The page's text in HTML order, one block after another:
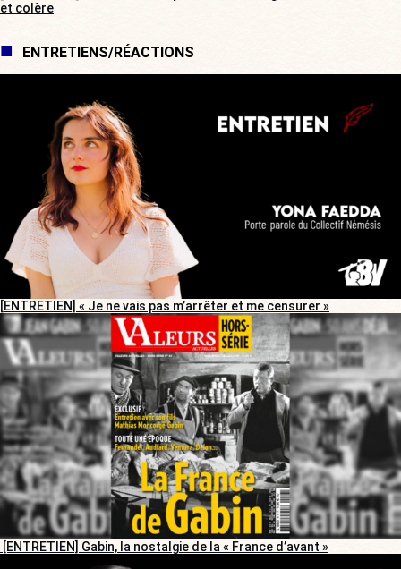
et colère
ENTRETIENS/RÉACTIONS
[ENTRETIEN] « Je ne vais pas m’arrêter et me censurer »
[ENTRETIEN] Gabin, la nostalgie de la « France d’avant »